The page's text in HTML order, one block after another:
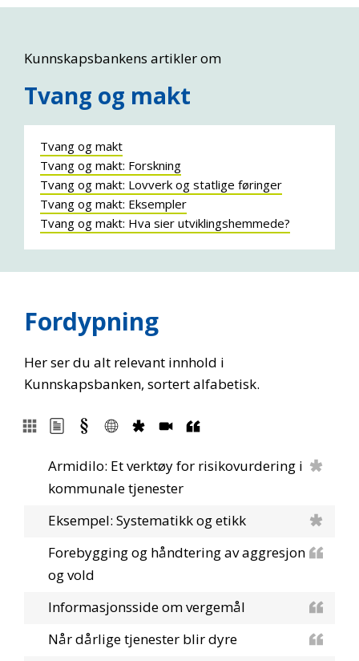
Kunnskapsbankens artikler om
Tvang og makt
Tvang og makt
Tvang og makt: Forskning
Tvang og makt: Lovverk og statlige føringer
Tvang og makt: Eksempler
Tvang og makt: Hva sier utviklingshemmede?
Fordypning
Her ser du alt relevant innhold i
Kunnskapsbanken, sortert alfabetisk.
Armidilo: Et verktøy for risikovurdering i
kommunale tjenester
Eksempel: Systematikk og etikk
Forebygging og håndtering av aggresjon
og vold
Informasjonsside om vergemål
Når dårlige tjenester blir dyre